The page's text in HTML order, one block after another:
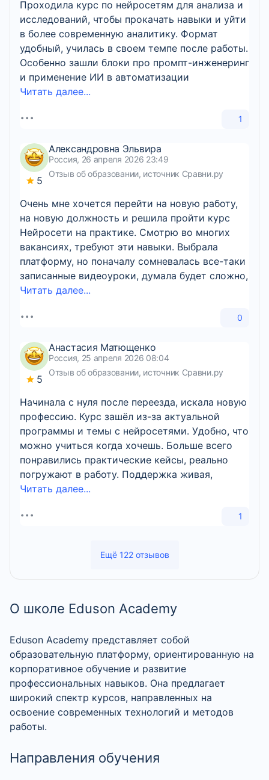
Проходила курс по нейросетям для анализа и
исследований, чтобы прокачать навыки и уйти
в более современную аналитику. Формат
удобный, училась в своем темпе после работы.
Особенно зашли блоки про промпт-инженеринг
и применение ИИ в автоматизации
Читать далее...
1
5
Александровна Эльвира
Россия, 26 апреля 2026 23:49
Отзыв об образовании, источник Сравни.ру
Очень мне хочется перейти на новую работу,
на новую должность и решила пройти курс
Нейросети на практике. Смотрю во многих
вакансиях, требуют эти навыки. Выбрала
платформу, но поначалу сомневалась все-таки
записанные видеоуроки, думала будет сложно,
Читать далее...
0
5
Анастасия Матющенко
Россия, 25 апреля 2026 08:04
Отзыв об образовании, источник Сравни.ру
Начинала с нуля после переезда, искала новую
профессию. Курс зашёл из-за актуальной
программы и темы с нейросетями. Удобно, что
можно учиться когда хочешь. Больше всего
понравились практические кейсы, реально
погружают в работу. Поддержка живая,
Читать далее...
1
Ещё 122 отзывов
О школе Eduson Academy
Eduson Academy представляет собой
образовательную платформу, ориентированную на
корпоративное обучение и развитие
профессиональных навыков. Она предлагает
широкий спектр курсов, направленных на
освоение современных технологий и методов
работы.
Направления обучения